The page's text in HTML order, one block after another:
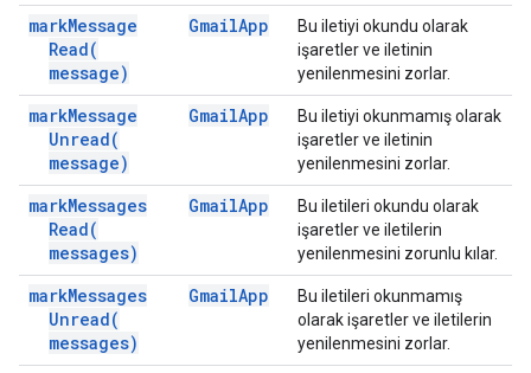
markMessage
Read(
message)
GmailApp
Bu iletiyi okundu olarak
işaretler ve iletinin
yenilenmesini zorlar.
markMessage
Unread(
message)
GmailApp
Bu iletiyi okunmamış olarak
işaretler ve iletinin
yenilenmesini zorlar.
markMessages
Read(
messages)
GmailApp
Bu iletileri okundu olarak
işaretler ve iletilerin
yenilenmesini zorunlu kılar.
markMessages
Unread(
messages)
GmailApp
Bu iletileri okunmamış
olarak işaretler ve iletilerin
yenilenmesini zorlar.